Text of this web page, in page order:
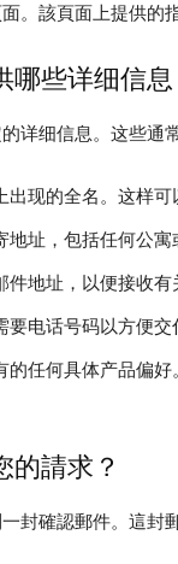
。該頁面上提供的
哪些详细信息
详细信息。这些通
出现的全名。这样
地址，包括任何公
地址，以便接收有
要电话号码以方便交
的任何具体产品偏
的請求？
封確認郵件。這封